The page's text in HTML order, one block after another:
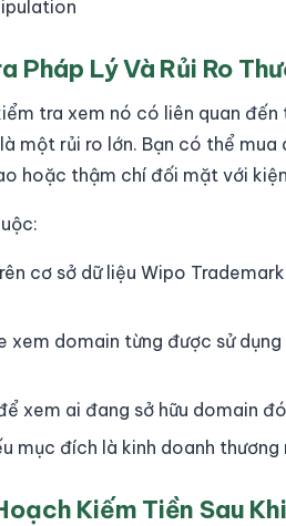
Pháp Lý Và Rủi Ro
tra xem nó có liên quan đến
một rủi ro lớn. Bạn có thể
hoặc thậm chí đối mặt với
cơ sở dữ liệu Wipo
xem domain từng được sử
xem ai đang sở hữu domain
mục đích là kinh doanh thương
Kiếm Tiền Sau